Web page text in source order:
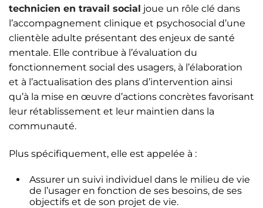
technicien en travail social joue un rôle clé dans
l’accompagnement clinique et psychosocial d’une
clientèle adulte présentant des enjeux de santé
mentale. Elle contribue à l’évaluation du
fonctionnement social des usagers, à l’élaboration
et à l’actualisation des plans d’intervention ainsi
qu’à la mise en œuvre d’actions concrètes favorisant
leur rétablissement et leur maintien dans la
communauté.
Plus spécifiquement, elle est appelée à :
Assurer un suivi individuel dans le milieu de vie
de l’usager en fonction de ses besoins, de ses
objectifs et de son projet de vie.